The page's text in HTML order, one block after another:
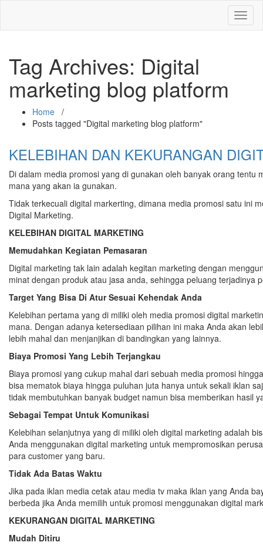
Tag Archives: Digital
marketing blog platform
Home /
Posts tagged "Digital marketing blog platform"
KELEBIHAN DAN KEKURANGAN
Di dalam media promosi yang di gunakan oleh banyak orang
mana yang akan ia gunakan.
Tidak terkecuali digital markerting, dimana media promosi satu ini
Digital Marketing.
KELEBIHAN DIGITAL MARKETING
Memudahkan
Digital marketing tak lain adalah kegitan marketing dengan
minat dengan produk atau jasa anda, sehingga peluang
Target Yang Bisa Di Atur Sesuai Kehendak Anda
Kelebihan pertama yang di miliki oleh media promosi digital
mana. Dengan adanya ketersediaan pilihan ini maka Anda akan
lebih mahal dan menjanjikan di bandingkan yang lainnya.
Biaya Promosi Yang Lebih Terjangkau
Biaya promosi yang cukup mahal dari sebuah media promosi
bisa mematok biaya hingga puluhan juta hanya untuk sekali iklan
tidak membutuhkan banyak budget namun bisa memberikan hasil
Sebagai Tempat Untuk Komunikasi
Kelebihan selanjutnya yang di miliki oleh digital marketing adalah
Anda menggunakan digital marketing untuk mempromosikan
para customer yang baru.
Tidak Ada Batas Waktu
Jika pada iklan media cetak atau media tv maka iklan yang Anda
berbeda jika Anda memilih untuk promosi menggunakan digital
KEKURANGAN DIGITAL MARKETING
Mudah Ditiru